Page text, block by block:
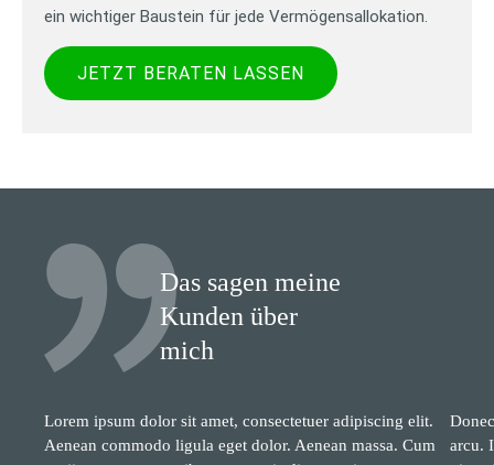
ein wichtiger Baustein für jede Vermögensallokation.
JETZT BERATEN LASSEN
Das sagen meine
Kunden über
mich
Lorem ipsum dolor sit amet, consectetuer adipiscing elit.
Aenean commodo ligula eget dolor. Aenean massa. Cum
arcu.